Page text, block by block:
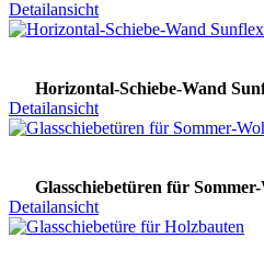
Detailansicht
Horizontal-Schiebe-Wand
Detailansicht
Glasschiebetüren für
Detailansicht